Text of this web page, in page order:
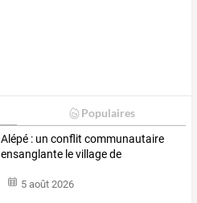
Populaires
Alépé : un conflit communautaire
ensanglante levillagede
5 août 2026